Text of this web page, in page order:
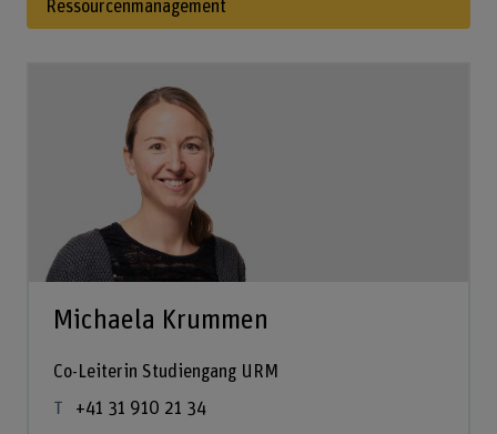
Ressourcenmanagement
Michaela Krummen
Co-Leiterin Studiengang URM
+41 31 910 21 34